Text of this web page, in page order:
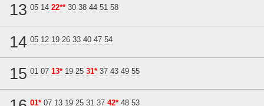
13 05 14 22** 30 38 44 51 58
14 05 12 19 26 33 40 47 54
15 01 07 13* 19 25 31* 37 43 49 55
01* 07 13 19 25 31 37 42* 48 53